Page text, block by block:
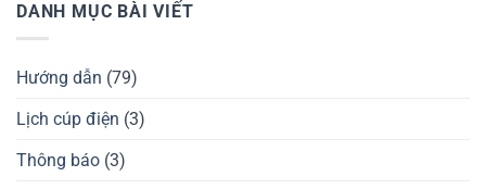
DANH MỤC BÀI VIẾT
Hướng dẫn (79)
Lịch cúp điện (3)
Thông báo (3)